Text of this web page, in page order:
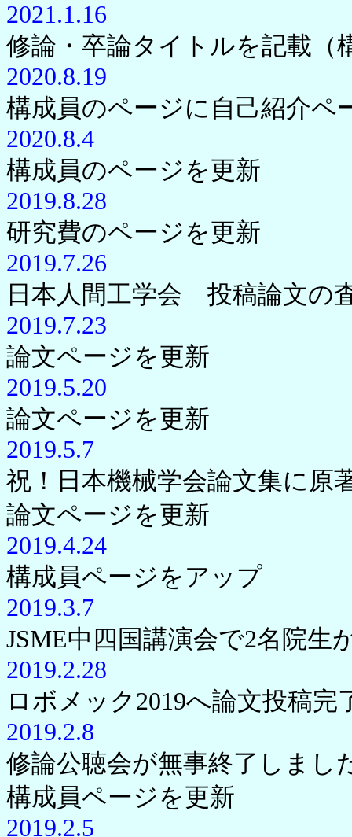
2021.1.16
修論・卒論タイトルを記載（
2020.8.19
構成員のページに自己紹介ペ
2020.8.4
構成員のページを更新
2019.8.28
研究費のページを更新
2019.7.26
日本人間工学会 投稿論文の
2019.7.23
論文ページを更新
2019.5.20
論文ページを更新
2019.5.7
祝！日本機械学会論文集に原
論文ページを更新
2019.4.24
構成員ページをアップ
2019.3.7
JSME中四国講演会で2名院生
2019.2.28
ロボメック2019へ論文投稿完
2019.2.8
修論公聴会が無事終了しまし
構成員ページを更新
2019.2.5